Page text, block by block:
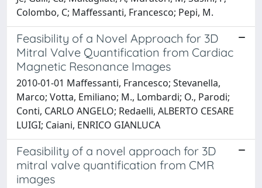
Colombo, C; Maffessanti, Francesco; Pepi, M.
Feasibility of a Novel Approach for 3D
Mitral Valve Quantification from Cardiac
Magnetic Resonance Images
2010-01-01 Maffessanti, Francesco; Stevanella,
Marco; Votta, Emiliano; M., Lombardi; O., Parodi;
Conti, CARLO ANGELO; Redaelli, ALBERTO CESARE
LUIGI; Caiani, ENRICO GIANLUCA
Feasibility of a novel approach for 3D
mitral valve quantification from CMR
images